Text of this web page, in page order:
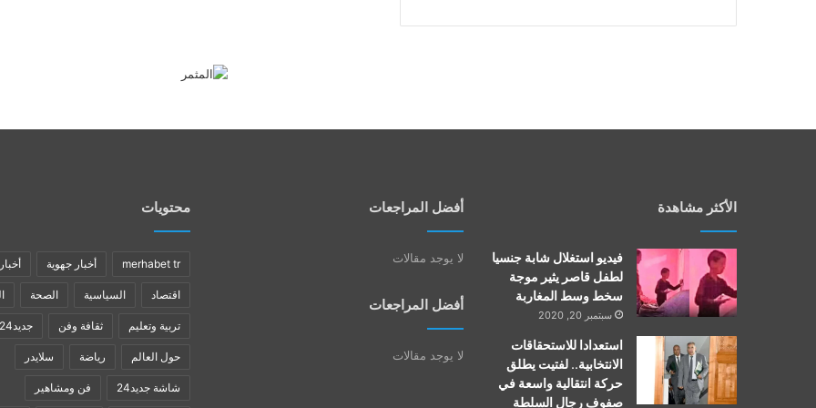
الأكثر مشاهدة
فيديو استغلال شابة جنسيا
لطفل قاصر يثير موجة
سخط وسط المغاربة
سبتمبر 20, 2020
استعدادا للاستحقاقات
الانتخابية.. لفتيت يطلق
حركة انتقالية واسعة في
صفوف رجال السلطة
أفضل المراجعات
لا يوجد مقالات
أفضل المراجعات
لا يوجد مقالات
محتويات
merhabet tr أخبار جهوية
اقتصاد السياسية الصحة
تربية وتعليم ثقافة وفن جديد24
حول العالم رياضة سلايدر
شاشة جديد24 فن ومشاهير